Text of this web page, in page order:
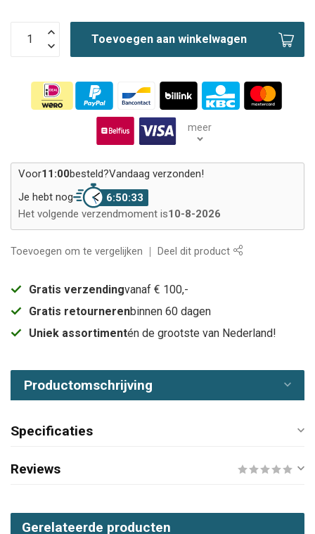
Toevoegen aan winkelwagen
meer
Voor11:00besteld?Vandaag verzonden!
Je hebt nog
6:50:33
Het volgende verzendmoment is10-8-2026
Toevoegen om te vergelijken Deel dit product
Gratis verzendingvanaf € 100,-
Gratis retournerenbinnen 60 dagen
Uniek assortimentén de grootste van Nederland!
Productomschrijving
Specificaties
Reviews
Gerelateerde producten